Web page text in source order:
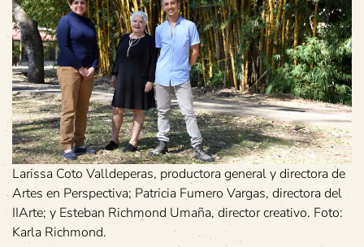
Larissa Coto Valldeperas, productora general y directora de
Artes en Perspectiva; Patricia Fumero Vargas, directora del
IIArte; y Esteban Richmond Umaña, director creativo. Foto:
Karla Richmond.